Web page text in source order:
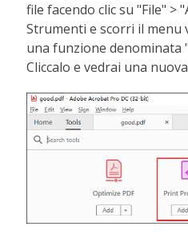
file facendo clic su "File" >
Strumenti e scorri il menu
una funzione denominata
Cliccalo e vedrai una